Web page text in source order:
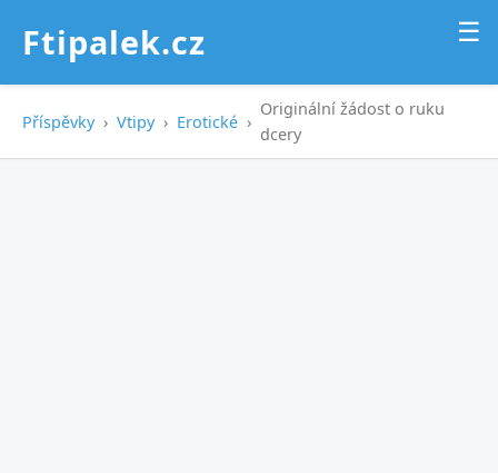
Ftipalek.cz ☰
Příspěvky › Vtipy › Erotické ›
Originální žádost o ruku
dcery